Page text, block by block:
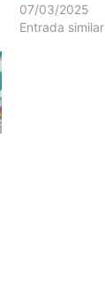
07/03/2025
Entrada similar